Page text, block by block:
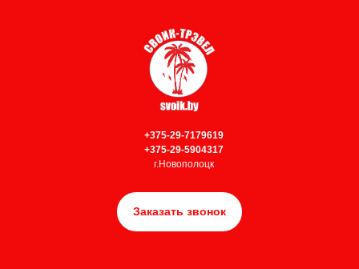
+375-29-7179619
+375-29-5904317
г.Новополоцк
Заказать звонок